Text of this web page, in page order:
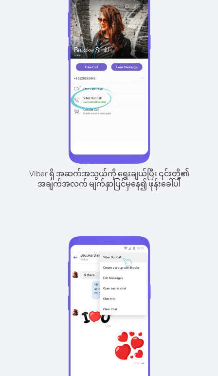
Viber ရှိ အဆက်အသွယ်ကို ရွေးချယ်ပြီး ၎င်းတို့၏
အချက်အလက် မျက်နှာပြင်မှနေ၍ ဖုန်းခေါ်ပါ